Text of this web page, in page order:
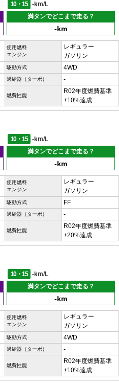
10・15
-km/L
満タンでどこまで走る？
-km
使用燃料
エンジン
レギュラー
ガソリン
駆動方式 4WD
過給器（ターボ） -
燃費性能
R02年度燃費基準
+10%達成
10・15
-km/L
満タンでどこまで走る？
-km
使用燃料
エンジン
レギュラー
ガソリン
駆動方式 FF
過給器（ターボ） -
燃費性能
R02年度燃費基準
+20%達成
10・15
-km/L
満タンでどこまで走る？
-km
使用燃料
エンジン
レギュラー
ガソリン
駆動方式 4WD
過給器（ターボ） -
燃費性能
R02年度燃費基準
+10%達成